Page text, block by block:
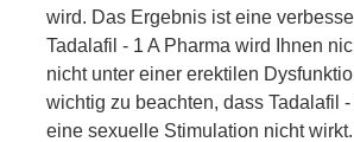
wird. Das Ergebnis ist eine
Tadalafil - 1 A Pharma wird Ihnen
nicht unter einer erektilen
wichtig zu beachten, dass Tadalafil
eine sexuelle Stimulation nicht